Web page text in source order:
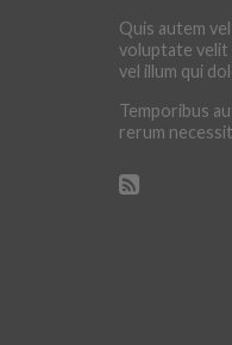
Quis autem
voluptate velit
vel illum qui
Temporibus
rerum